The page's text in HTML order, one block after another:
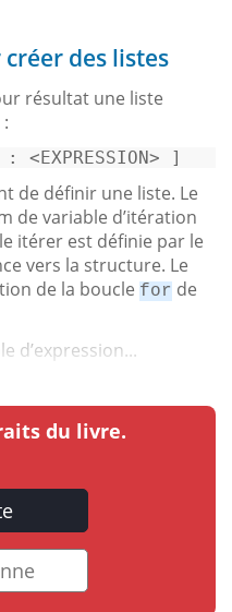
des listes
résultat une liste
: <EXPRESSION> ]
de définir une liste. Le
de variable d’itération
itérer est définie par le
vers la structure. Le
de la boucle for de
d’expression...
du livre.